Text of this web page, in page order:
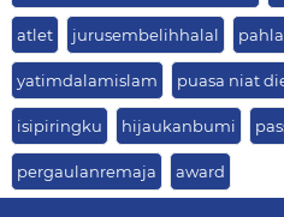
atlet jurusembelihhalal
yatimdalamislam puasa niat
isipiringku hijaukanbumi
pergaulanremaja award